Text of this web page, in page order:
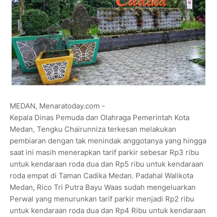
MEDAN, Menaratoday.com -
Kepala Dinas Pemuda dan Olahraga Pemerintah Kota
Medan, Tengku Chairunniza terkesan melakukan
pembiaran dengan tak menindak anggotanya yang hingga
saat ini masih menerapkan tarif parkir sebesar Rp3 ribu
untuk kendaraan roda dua dan Rp5 ribu untuk kendaraan
roda empat di Taman Cadika Medan. Padahal Walikota
Medan, Rico Tri Putra Bayu Waas sudah mengeluarkan
Perwal yang menurunkan tarif parkir menjadi Rp2 ribu
untuk kendaraan roda dua dan Rp4 Ribu untuk kendaraan